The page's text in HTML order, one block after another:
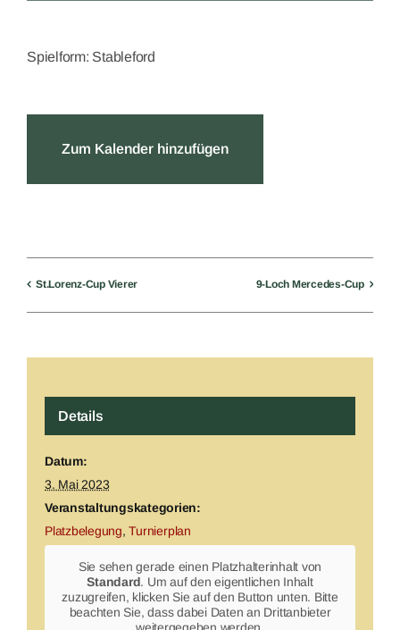
Spielform: Stableford
Zum Kalender hinzufügen
St.Lorenz-Cup Vierer 9-Loch Mercedes-Cup
Details
Datum:
3. Mai 2023
Veranstaltungskategorien:
Platzbelegung,Turnierplan
Sie sehen gerade einen Platzhalterinhalt von
Standard. Um auf den eigentlichen Inhalt
zuzugreifen, klicken Sie auf den Button unten. Bitte
beachten Sie, dass dabei Daten an Drittanbieter
weitergegeben werden.